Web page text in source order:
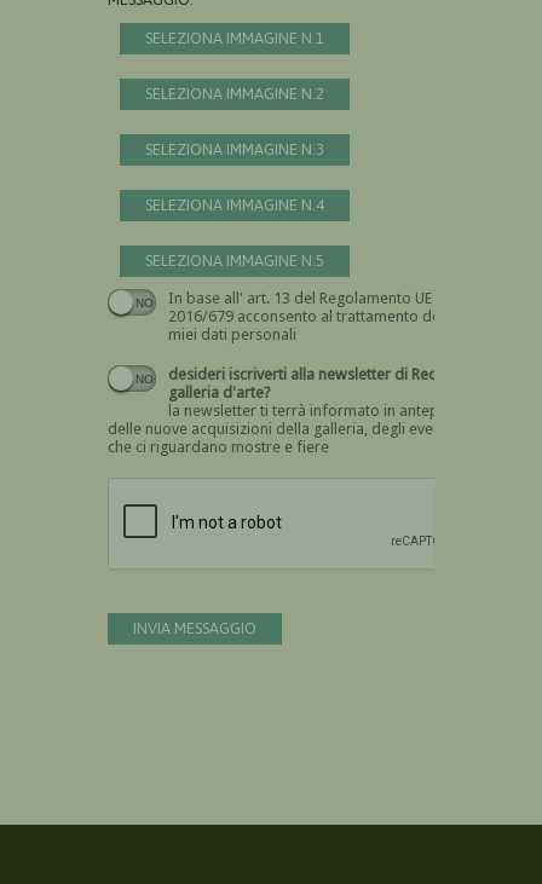
SELEZIONA IMMAGINE N.1
SELEZIONA IMMAGINE N.2
SELEZIONA IMMAGINE N.3
SELEZIONA IMMAGINE N.4
SELEZIONA IMMAGINE N.5
In base all' art. 13 del Regolamento UE n.
2016/679 acconsento al trattamento dei
miei dati personali
Devi dare il consenso
desideri iscriverti alla newsletter di Recta
galleria d'arte?
la newsletter ti terrà informato in anteprima
delle nuove acquisizioni della galleria, degli eventi
che ci riguardano mostre e fiere
INVIA MESSAGGIO